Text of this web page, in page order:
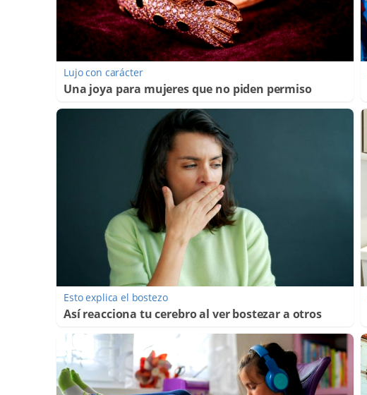
Lujo con carácter
Una joya para mujeres que no piden permiso
Esto explica el bostezo
Así reacciona tu cerebro al ver bostezar a otros